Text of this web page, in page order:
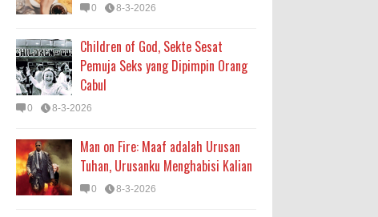
0 8-3-2026
Children of God, Sekte Sesat
Pemuja Seks yang Dipimpin Orang
Cabul
0 8-3-2026
Man on Fire: Maaf adalah Urusan
Tuhan, Urusanku Menghabisi Kalian
0 8-3-2026